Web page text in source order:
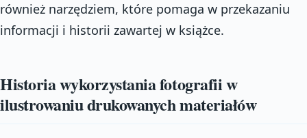
również narzędziem, które pomaga w przekazaniu
informacji i historii zawartej w książce.
Historia wykorzystania fotografii w
ilustrowaniu drukowanych materiałów